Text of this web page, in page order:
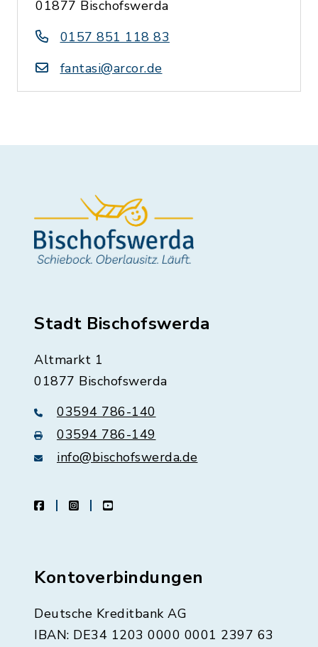
01877 Bischofswerda
0157 851 118 83
fantasi@arcor.de
Stadt Bischofswerda
Altmarkt 1
01877 Bischofswerda
03594 786-140
03594 786-149
info@bischofswerda.de
facebookinstagramyoutube
Kontoverbindungen
Deutsche Kreditbank AG
IBAN: DE34 1203 0000 0001 2397 63